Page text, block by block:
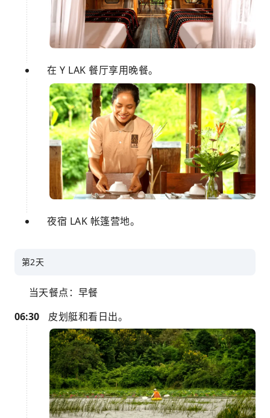
在 Y LAK 餐厅享用晚餐。
夜宿 LAK 帐篷营地。
第2天
当天餐点：早餐
06:30
皮划艇和看日出。